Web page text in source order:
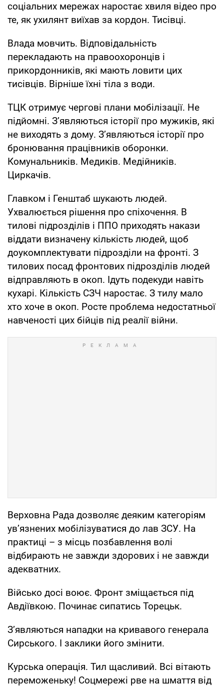
соціальних мережах наростає хвиля відео про
те, як ухилянт виїхав за кордон. Тисівці.
Влада мовчить. Відповідальність
перекладають на правоохоронців і
прикордонників, які мають ловити цих
тисівців. Вірніше їхні тіла з води.
ТЦК отримує чергові плани мобілізації. Не
підйомні. З’являються історії про мужиків, які
не виходять з дому. Зʼявляються історії про
бронювання працівників оборонки.
Комунальників. Медиків. Медійників.
Циркачів.
Главком і Генштаб шукають людей.
Ухвалюється рішення про спіхочення. В
тилові підрозділів і ППО приходять накази
віддати визначену кількість людей, щоб
доукомплектувати підрозділи на фронті. З
тилових посад фронтових підрозділів людей
відправляють в окоп. Ідуть подекуди навіть
кухарі. Кількість СЗЧ наростає. З тилу мало
хто хоче в окоп. Росте проблема недостатньої
навченості цих бійців під реалії війни.
Верховна Рада дозволяє деяким категоріям
увʼязнених мобілізуватися до лав ЗСУ. На
практиці – з місць позбавлення волі
відбирають не завжди здорових і не завжди
адекватних.
Військо досі воює. Фронт зміщається під
Авдіївкою. Починає сипатись Торецьк.
Зʼявляються нападки на кривавого генерала
Сирського. І заклики його змінити.
Курська операція. Тил щасливий. Всі вітають
переможеньку! Соцмережі рве на шмаття від